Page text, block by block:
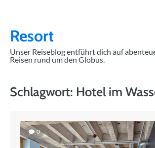
contentResort
Unser Reiseblog entführt dich auf
Reisen rund um den Globus.
Schlagwort: Hotel im
0